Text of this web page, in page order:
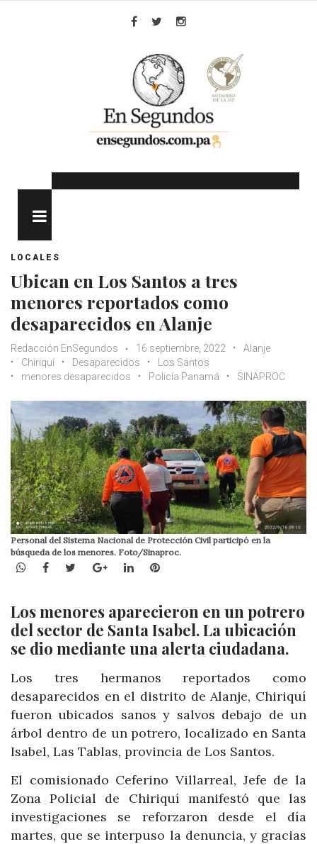
LOCALES
Ubican en Los Santos a tres
menores reportados como
desaparecidos en Alanje
Redacción EnSegundos 16 septiembre, 2022
Alanje
Chiriquí
Desaparecidos
Los Santos
menores desaparecidos
Policía Panamá SINAPROC
Personal del Sistema Nacional de Protección Civil participó en la
búsqueda de los menores. Foto/Sinaproc.
WhatsApp
Facebook
TwitterGoogle+LinkedInPinterest
Los menores aparecieron en un potrero
del sector de Santa Isabel. La ubicación
se dio mediante una alerta ciudadana.
Los tres hermanos reportados como
desaparecidos en el distrito de Alanje, Chiriquí
fueron ubicados sanos y salvos debajo de un
árbol dentro de un potrero, localizado en Santa
Isabel, Las Tablas, provincia de Los Santos.
El comisionado Ceferino Villarreal, Jefe de la
Zona Policial de Chiriquí manifestó que las
investigaciones se reforzaron desde el día
martes, que se interpuso la denuncia, y gracias